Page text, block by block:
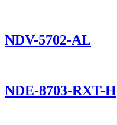
NDV-5702-AL
NDE-8703-RXT-H